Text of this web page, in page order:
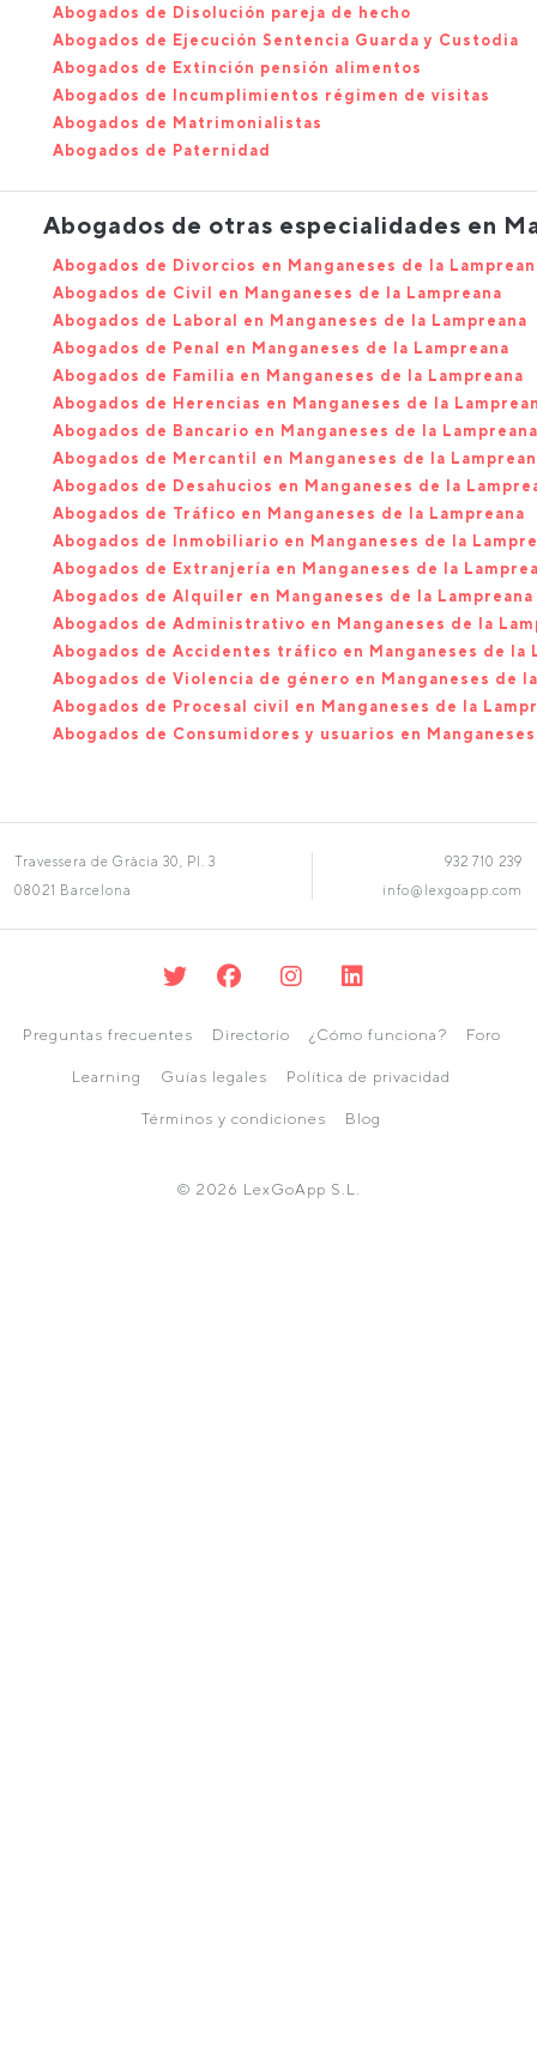
Abogados de Disolución pareja de hecho
Abogados de Ejecución Sentencia Guarda y Custodia
Abogados de Extinción pensión alimentos
Abogados de Incumplimientos régimen de visitas
Abogados de Matrimonialistas
Abogados de Paternidad
Abogados de otras especialidades en
Abogados de Divorcios en Manganeses de la
Abogados de Civil en Manganeses de la Lampreana
Abogados de Laboral en Manganeses de la Lampreana
Abogados de Penal en Manganeses de la Lampreana
Abogados de Familia en Manganeses de la Lampreana
Abogados de Herencias en Manganeses de la
Abogados de Bancario en Manganeses de la Lampreana
Abogados de Mercantil en Manganeses de la
Abogados de Desahucios en Manganeses de la
Abogados de Tráfico en Manganeses de la Lampreana
Abogados de Inmobiliario en Manganeses de la
Abogados de Extranjería en Manganeses de la
Abogados de Alquiler en Manganeses de la Lampreana
Abogados de Administrativo en Manganeses de la
Abogados de Accidentes tráfico en Manganeses de la
Abogados de Violencia de género en Manganeses de
Abogados de Procesal civil en Manganeses de la
Abogados de Consumidores y usuarios en
Travessera de Gràcia 30, Pl. 3
08021 Barcelona
932 710 239
info@lexgoapp.com
Preguntas frecuentes Directorio ¿Cómo funciona? Foro
Learning Guías legales Política de privacidad
Términos y condiciones Blog
© 2026 LexGoApp S.L.